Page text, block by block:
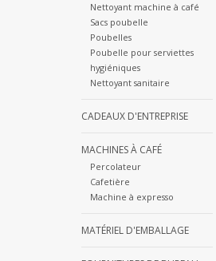
Nettoyant machine à café
Sacs poubelle
Poubelles
Poubelle pour serviettes
hygiéniques
Nettoyant sanitaire
CADEAUX D'ENTREPRISE
MACHINES À CAFÉ
Percolateur
Cafetière
Machine à expresso
MATÉRIEL D'EMBALLAGE